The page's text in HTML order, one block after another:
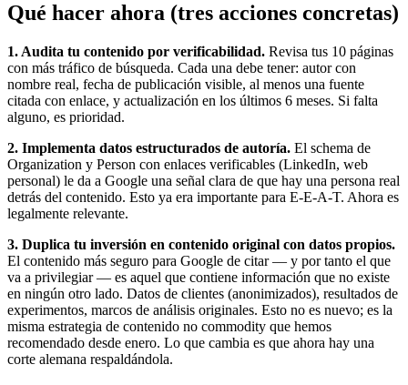
Qué hacer ahora (tres acciones concretas)
1. Audita tu contenido por verificabilidad. Revisa tus 10 páginas
con más tráfico de búsqueda. Cada una debe tener: autor con
nombre real, fecha de publicación visible, al menos una fuente
citada con enlace, y actualización en los últimos 6 meses. Si falta
alguno, es prioridad.
2. Implementa datos estructurados de autoría. El schema de
Organization y Person con enlaces verificables (LinkedIn, web
personal) le da a Google una señal clara de que hay una persona real
detrás del contenido. Esto ya era importante para E-E-A-T. Ahora es
legalmente relevante.
3. Duplica tu inversión en contenido original con datos propios.
El contenido más seguro para Google de citar — y por tanto el que
va a privilegiar — es aquel que contiene información que no existe
en ningún otro lado. Datos de clientes (anonimizados), resultados de
experimentos, marcos de análisis originales. Esto no es nuevo; es la
misma estrategia de contenido no commodity que hemos
recomendado desde enero. Lo que cambia es que ahora hay una
corte alemana respaldándola.